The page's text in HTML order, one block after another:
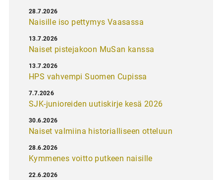
Naisille iso pettymys Vaasassa
28.7.2026
Naiset pistejakoon MuSan kanssa
13.7.2026
HPS vahvempi Suomen Cupissa
13.7.2026
SJK-junioreiden uutiskirje kesä 2026
7.7.2026
Naiset valmiina historialliseen otteluun
30.6.2026
Kymmenes voitto putkeen naisille
28.6.2026
22.6.2026